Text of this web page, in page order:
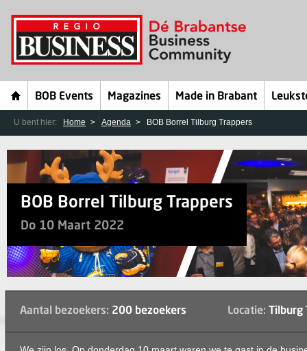
BOB Events Magazines Made in Brabant
U bent hier: Home Agenda BOB Borrel Tilburg Trappers
BOB Borrel Tilburg Trappers
Do 10 Maart 2022
Aantal bezoekers: 200 bezoekers Locatie: Tilburg